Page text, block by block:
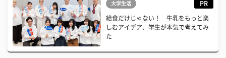
大学生活 PR
給食だけじゃない！ 牛乳をもっと楽
しむアイデア、学生が本気で考えてみ
た